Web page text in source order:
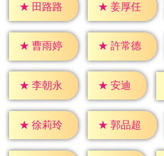
★ 田路路 ★ 姜厚任
★ 曹雨婷 ★ 許常德
★ 李朝永 ★ 安迪
★ 徐莉玲 ★ 郭品超